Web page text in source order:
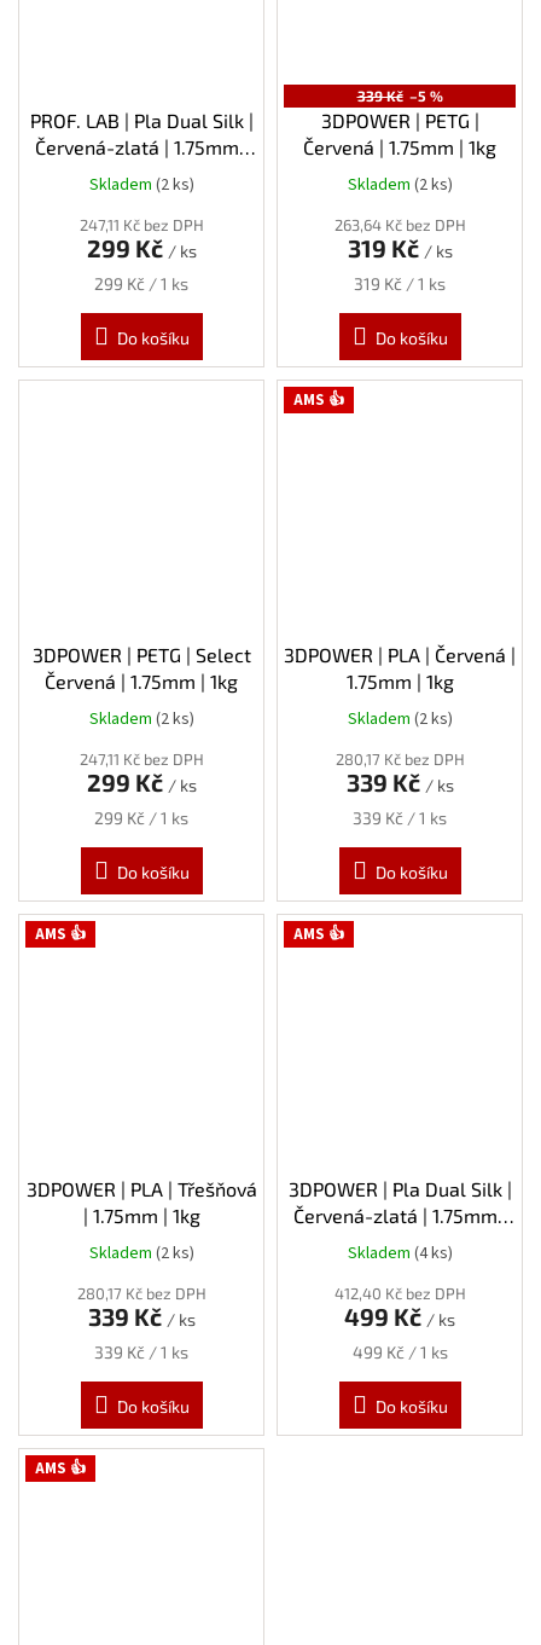
PROF. LAB | Pla Dual Silk |
Červená-zlatá | 1.75mm |
1kg
Skladem (2 ks)
247,11 Kč bez DPH
299 Kč / ks
Měrná
299 Kč / 1 ks
Do košíku
339 Kč –5 %
3DPOWER | PETG |
Červená | 1.75mm | 1kg
Skladem (2 ks)
263,64 Kč bez DPH
319 Kč / ks
Měrná
319 Kč / 1 ks
Do košíku
3DPOWER | PETG | Select
Červená | 1.75mm | 1kg
Skladem (2 ks)
247,11 Kč bez DPH
299 Kč / ks
Měrná
299 Kč / 1 ks
Do košíku
AMS 👍
3DPOWER | PLA | Červená |
1.75mm | 1kg
Skladem (2 ks)
280,17 Kč bez DPH
339 Kč / ks
Měrná
339 Kč / 1 ks
Do košíku
AMS 👍
3DPOWER | PLA | Třešňová
| 1.75mm | 1kg
Skladem (2 ks)
280,17 Kč bez DPH
339 Kč / ks
Měrná
339 Kč / 1 ks
Do košíku
AMS 👍
3DPOWER | Pla Dual Silk |
Červená-zlatá | 1.75mm |
1kg
Skladem (4 ks)
412,40 Kč bez DPH
499 Kč / ks
Měrná
499 Kč / 1 ks
Do košíku
AMS 👍